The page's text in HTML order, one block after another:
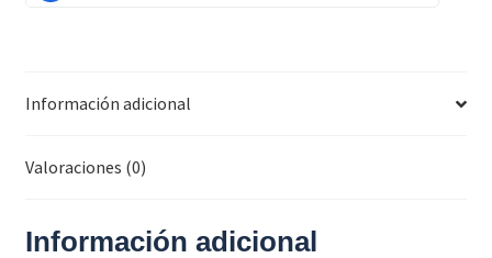
Información adicional
Valoraciones (0)
Información adicional